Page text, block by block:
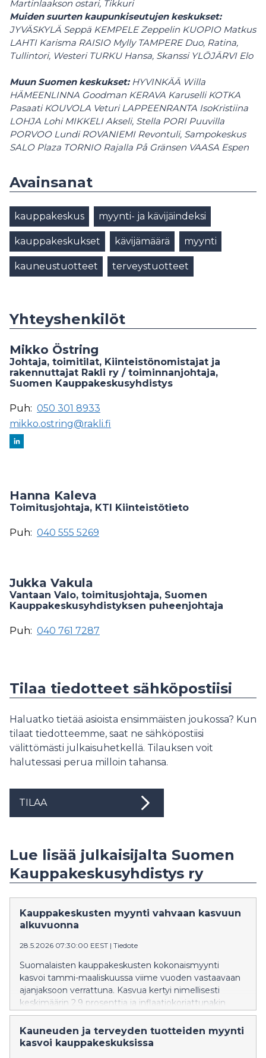
Martinlaakson ostari, Tikkuri
Muiden suurten kaupunkiseutujen keskukset:
JYVÄSKYLÄ Seppä KEMPELE Zeppelin KUOPIO Matkus
LAHTI Karisma RAISIO Mylly TAMPERE Duo, Ratina,
Tullintori, Westeri TURKU Hansa, Skanssi YLÖJÄRVI Elo
Muun Suomen keskukset: HYVINKÄÄ Willa
HÄMEENLINNA Goodman KERAVA Karuselli KOTKA
Pasaati KOUVOLA Veturi LAPPEENRANTA IsoKristiina
LOHJA LohiMIKKELI Akseli, Stella PORI Puuvilla
PORVOO Lundi ROVANIEMI Revontuli, Sampokeskus
SALO Plaza TORNIO Rajalla På Gränsen VAASA Espen
Avainsanat
kauppakeskus myynti- ja kävijäindeksi
kauppakeskukset kävijämäärä myynti
kauneustuotteet terveystuotteet
Yhteyshenkilöt
Mikko Östring
Johtaja, toimitilat, Kiinteistönomistajat ja
rakennuttajat Rakli ry / toiminnanjohtaja,
Suomen Kauppakeskusyhdistys
Puh: 050 301 8933
mikko.ostring@rakli.fi
Hanna Kaleva
Toimitusjohtaja, KTI Kiinteistötieto
Puh: 040 555 5269
Jukka Vakula
Vantaan Valo, toimitusjohtaja, Suomen
Kauppakeskusyhdistyksen puheenjohtaja
Puh: 040 761 7287
Tilaa tiedotteet sähköpostiisi
Haluatko tietää asioista ensimmäisten joukossa? Kun
tilaat tiedotteemme, saat ne sähköpostiisi
välittömästi julkaisuhetkellä. Tilauksen voit
halutessasi perua milloin tahansa.
TILAA
Lue lisää julkaisijalta Suomen
Kauppakeskusyhdistys ry
Kauppakeskusten myynti vahvaan kasvuun
alkuvuonna
28.5.2026 07:30:00 EEST | Tiedote
Suomalaisten kauppakeskusten kokonaismyynti
kasvoi tammi-maaliskuussa viime vuoden vastaavaan
ajanjaksoon verrattuna. Kasvua kertyi nimellisesti
keskimäärin 2,9 prosenttia ja inflaatiokorjattunakin
myynnin kasvu ylsi 2,2 prosenttiin. Kolmen
viimeisimmän vuosineljänneksen ripeä kasvu on
nostanut myös 12 kuukauden rullaavan myynti-
Kauneuden ja terveyden tuotteiden myynti
kasvoi kauppakeskuksissa